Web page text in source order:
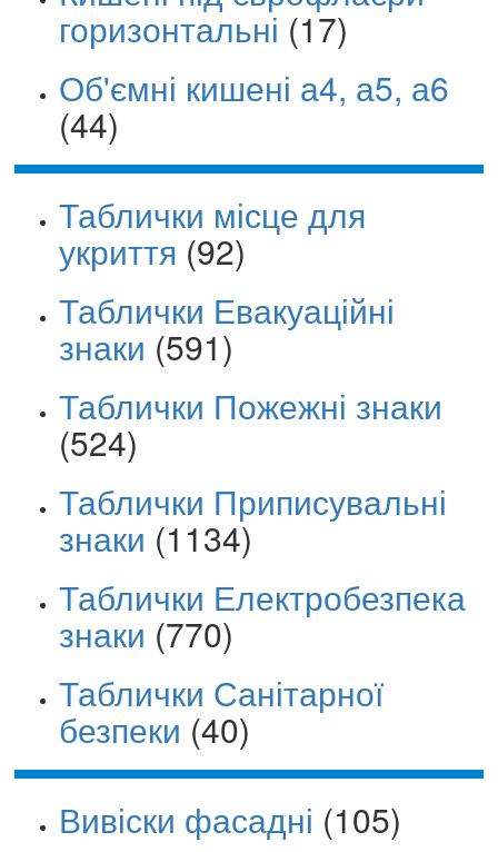
горизонтальні (17)
Об'ємні кишені а4, а5, а6
(44)
Таблички місце для
укриття (92)
Таблички Евакуаційні
знаки (591)
Таблички Пожежні знаки
(524)
Таблички Приписувальні
знаки (1134)
Таблички Електробезпека
знаки (770)
Таблички Санітарної
безпеки (40)
Вивіски фасадні (105)